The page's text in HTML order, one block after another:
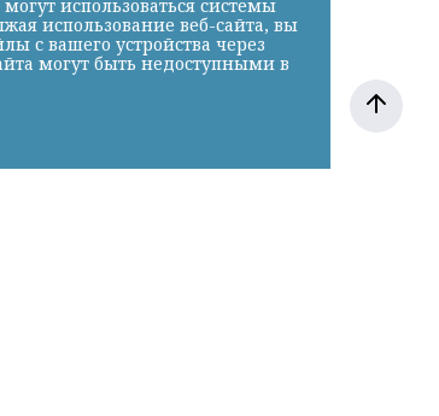
использоваться системы
использование веб-сайта, вы
с вашего устройства через
могут быть недоступными в